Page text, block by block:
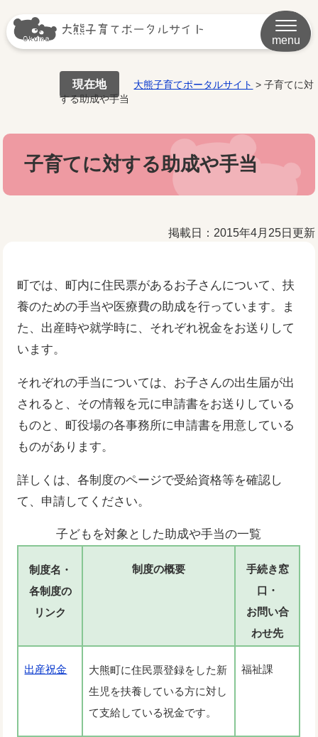
menu
現在地 大熊子育てポータルサイト >子育てに対
する助成や手当
子育てに対する助成や手当
掲載日：2015年4月25日更新
町では、町内に住民票があるお子さんについて、扶
養のための手当や医療費の助成を行っています。ま
た、出産時や就学時に、それぞれ祝金をお送りして
います。
それぞれの手当については、お子さんの出生届が出
されると、その情報を元に申請書をお送りしている
ものと、町役場の各事務所に申請書を用意している
ものがあります。
詳しくは、各制度のページで受給資格等を確認し
て、申請してください。
子どもを対象とした助成や手当の一覧
制度名・
各制度の
リンク
制度の概要
手続き窓
口・
お問い合
わせ先
出産祝金
大熊町に住民票登録をした新
生児を扶養している方に対し
て支給している祝金です。
福祉課